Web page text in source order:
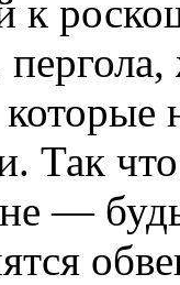
к
Так
—